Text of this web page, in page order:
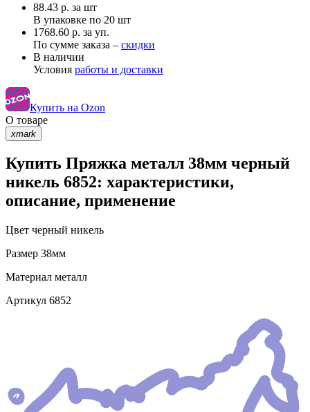
88.43 р. за шт
В упаковке по 20 шт
1768.60 р. за уп.
По сумме заказа – скидки
В наличии
Условия работы и доставки
Купить на Ozon
О товаре
xmark
Купить Пряжка металл 38мм черный
никель 6852: характеристики,
описание, применение
Цвет черный никель
Размер 38мм
Материал металл
Артикул 6852